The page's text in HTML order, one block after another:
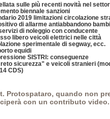
sulle più recenti novità nel
biennale sanzioni
2019 limitazioni circolazione
di allarme antiabbandono
di noleggio con conducente
libero veicoli elettrici nelle città
sperimentale di segway, ecc.
equidi
SISTRI: conseguenze
sicurezza" e veicoli stranieri
CDS)
Protospataro, quando non
con un contributo video.